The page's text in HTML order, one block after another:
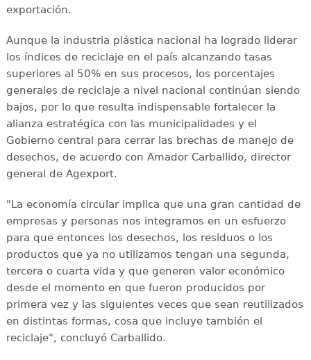
exportación.
Aunque la industria plástica nacional ha logrado liderar
los índices de reciclaje en el país alcanzando tasas
superiores al 50% en sus procesos, los porcentajes
generales de reciclaje a nivel nacional continúan siendo
bajos, por lo que resulta indispensable fortalecer la
alianza estratégica con las municipalidades y el
Gobierno central para cerrar las brechas de manejo de
desechos, de acuerdo con Amador Carballido, director
general de Agexport.
"La economía circular implica que una gran cantidad de
empresas y personas nos integramos en un esfuerzo
para que entonces los desechos, los residuos o los
productos que ya no utilizamos tengan una segunda,
tercera o cuarta vida y que generen valor económico
desde el momento en que fueron producidos por
primera vez y las siguientes veces que sean reutilizados
en distintas formas, cosa que incluye también el
reciclaje", concluyó Carballido.